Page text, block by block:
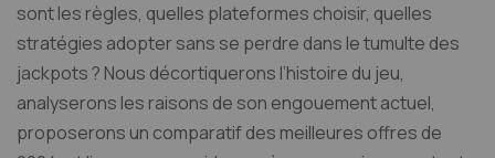
sont les règles, quelles plateformes choisir, quelles
stratégies adopter sans se perdre dans le tumulte des
jackpots ? Nous décortiquerons l’histoire du jeu,
analyserons les raisons de son engouement actuel,
proposerons un comparatif des meilleures offres de